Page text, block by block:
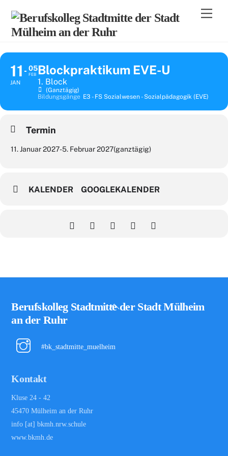
content
11
JAN
05
FEB Blockpraktikum EVE-U
1. Block
(ganztägig)
Bildungsgänge E3 - FS Sozialwesen - Sozialpädagogik (EVE)
Termin
11. Januar 2027-5. Februar 2027(ganztägig)
KALENDER GOOGLEKALENDER
Back
Berufskolleg Stadtmitte der Stadt Mülheim
an der Ruhr
#bk_stadtmitte_muelheim
Kontakt
Kluse 24 - 42
45470 Mülheim an der Ruhr
info [at] bkmh.nrw.schule
www.bkmh.de